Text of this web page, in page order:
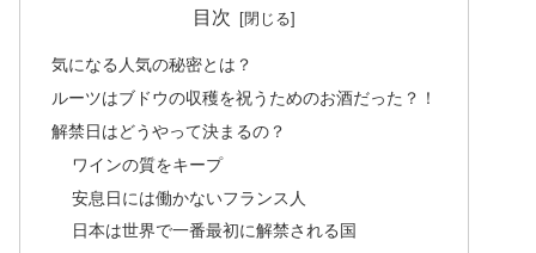
目次
気になる人気の秘密とは？
ルーツはブドウの収穫を祝うためのお酒だった？！
解禁日はどうやって決まるの？
ワインの質をキープ
安息日には働かないフランス人
日本は世界で一番最初に解禁される国